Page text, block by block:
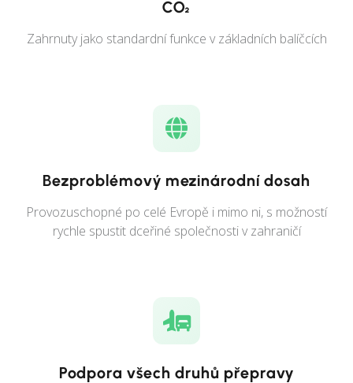
CO₂
Zahrnuty jako standardní funkce v základních balíčcích
Bezproblémový mezinárodní dosah
Provozuschopné po celé Evropě i mimo ni, s možností
rychle spustit dceřiné společnosti v zahraničí
Podpora všech druhů přepravy